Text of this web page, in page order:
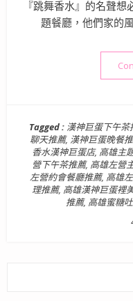
『跳舞香水』的名聲想
題餐廳，他們家的
Tagged : 漢神巨蛋下午茶
聊天推薦, 漢神巨蛋晚餐
香水漢神巨蛋店, 高雄主
營下午茶推薦, 高雄左營
左營約會餐廳推薦, 高雄
理推薦, 高雄漢神巨蛋裡
推薦, 高雄蜜糖